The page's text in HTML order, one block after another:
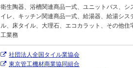
衛生陶器、浴槽関連商品一式、ユニットバス、シ
イレ、キッチン関連商品一式、給湯器、給湯シス
ル、床タイル、大理石、エコカラット、その他
工業務
社団法人全国タイル業協会
東京管工機材商業協同組合